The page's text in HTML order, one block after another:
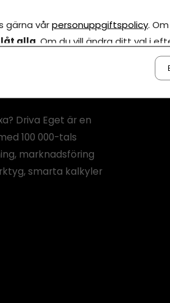
Driva Eget är en
100 000-tals
marknadsföring
smarta kalkyler
gärna vårpersonuppgiftspolicy.
alla . Om du vill ändra ditt val i